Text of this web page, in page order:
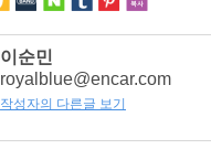
이순민
royalblue@encar.com
작성자의 다른글 보기